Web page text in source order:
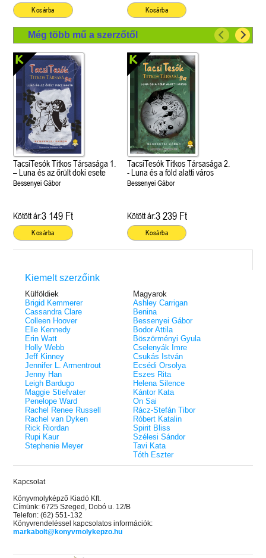
Kosárba Kosárba
Még több mű a szerzőtől
TacsiTesók Titkos Társasága 1.
– Luna és az őrült doki esete
Bessenyei Gábor
Kötött ár:3 149 Ft
Kosárba
TacsiTesók Titkos Társasága 2.
- Luna és a föld alatti város
Bessenyei Gábor
Kötött ár:3 239 Ft
Kosárba
Kiemelt szerzőink
Külföldiek
Brigid Kemmerer
Cassandra Clare
Colleen Hoover
Elle Kennedy
Erin Watt
Holly Webb
Jeff Kinney
Jennifer L. Armentrout
Jenny Han
Leigh Bardugo
Maggie Stiefvater
Penelope Ward
Rachel Renee Russell
Rachel van Dyken
Rick Riordan
Rupi Kaur
Stephenie Meyer
Magyarok
Ashley Carrigan
Benina
Bessenyei Gábor
Bodor Attila
Böszörményi Gyula
Cselenyák Imre
Csukás István
Ecsédi Orsolya
Eszes Rita
Helena Silence
Kántor Kata
On Sai
Rácz-Stefán Tibor
Róbert Katalin
Spirit Bliss
Szélesi Sándor
Tavi Kata
Tóth Eszter
Kapcsolat
Könyvmolyképző Kiadó Kft.
Címünk: 6725 Szeged, Dobó u. 12/B
Telefon: (62) 551-132
Könyvrendeléssel kapcsolatos információk:
markabolt@konyvmolykepzo.hu